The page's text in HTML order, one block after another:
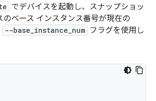
でデバイスを起動し、スナップショッ
ベース インスタンス番号が現在の
--base_instance_num フラグを使用し